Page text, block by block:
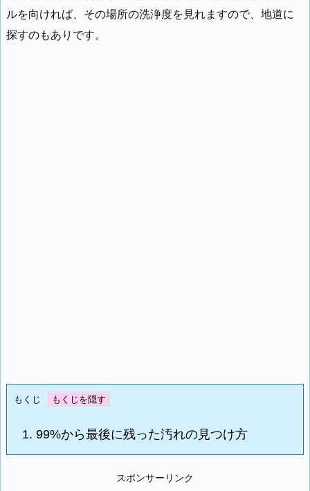
ルを向ければ、その場所の洗浄度を見れますので、地道に
探すのもありです。
もくじ
1. 99%から最後に残った汚れの見つけ方
スポンサーリンク